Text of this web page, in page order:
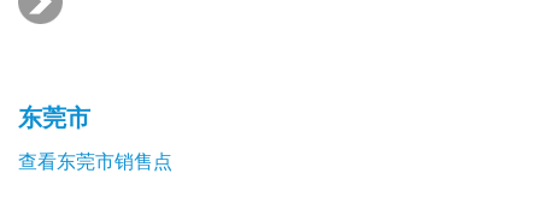
东莞市
查看东莞市销售点